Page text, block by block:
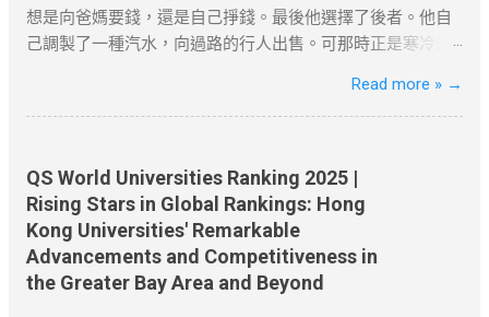
「非通常居住」。 誤區三：收入不達標 月薪需達2萬港幣以
上，且收入來源需與香港公司直接相關。 四、2025年KPI目
：自雇者需注意「薪俸稅」與「利得稅」差異，續簽需以薪
俸稅為主。 合約期限設計 ：建議簽訂長約（如2-3年），以
：若長期離港，可透過家庭成員在港生活（如子女就學）維
繫續簽資...
絡或筆者看法，僅供學習用途。請各位讀者閲讀前自行衡量
風險，本文筆者及網站不對讀者閲讀前後的任何行爲負責。
更新和刪除的權力。本文純粹分享學習内容。如涉及版權問
題，請版權持有人與我們聯絡，我們會配合及作出適當安
是多少？” 布魯諾又第三次跑到集上問來了價格。 “好吧，”
老闆對他說，“現在請您坐到這把椅子上一句話也不要說，看
報說到現在為止只有一個農民在賣土豆，一共四十口袋，價
格是多少多少；土豆質量很不錯，他帶回來一個讓老闆看
格非常公道。昨天他們鋪子的西紅柿賣得很快，庫存已經不
多了。 節選自張健鵬、 胡足青主編《故事時代》中《差別》
資料搜尋自網絡或筆者看法，僅供學習用途。請各位讀者閲
讀前自行衡量風險，本文筆者及網站不對讀者閲讀前後的任
何行爲負責。如有錯漏或任何問題，筆者及網站概不負責，
想是向爸媽要錢，還是自己掙錢。最後他選擇了後者。他自
己調製了一種汽水，向過路的行人出售。可那時正是寒冷的
然有一個和非常成功的商人談話的機會。當他對商人講述了
自己的“破產史”後，商人給了他兩個重要的建議：一是嘗試為
你擁有的東西上。 這兩個建議很關鍵。因為對於一個八歲的
孩子而言，他不會做的事情很多。於是他穿過大街小巷，不
停地思考：人們會有什麼難題，他又如何利用這個機會？ 一
天，吃早飯時父親讓達瑞去取報紙。美國的送報員總是把報
紙從花園籬笆的一個特製的管子裡塞進來。假如你想穿著睡
Read more » →
QS World Universities Ranking 2025 |
Rising Stars in Global Rankings: Hong
Kong Universities' Remarkable
Advancements and Competitiveness in
the Greater Bay Area and Beyond